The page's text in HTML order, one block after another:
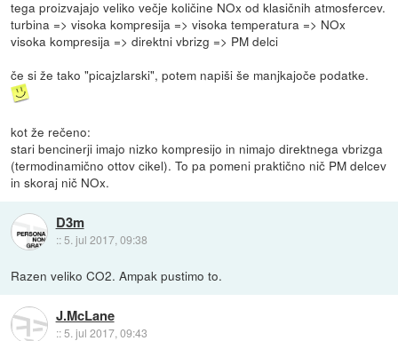
tega proizvajajo veliko večje količine NOx od klasičnih atmosfercev.
turbina => visoka kompresija => visoka temperatura => NOx
visoka kompresija => direktni vbrizg => PM delci
če si že tako "picajzlarski", potem napiši še manjkajoče podatke.
kot že rečeno:
stari bencinerji imajo nizko kompresijo in nimajo direktnega vbrizga
(termodinamično ottov cikel). To pa pomeni praktično nič PM delcev
in skoraj nič NOx.
D3m
:: 5. jul 2017, 09:38
Razen veliko CO2. Ampak pustimo to.
J.McLane
::5. jul 2017, 09:43